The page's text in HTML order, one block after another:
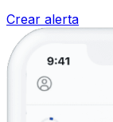
Crear alerta